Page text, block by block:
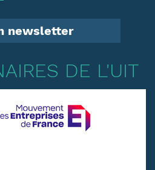
newsletter
DE L'UIT